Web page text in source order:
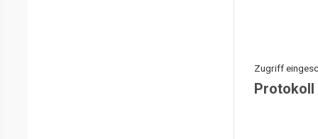
Zugriff
Protokoll